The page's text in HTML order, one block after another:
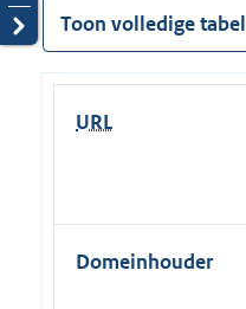
Toon volledige tabel
URL
Domeinhouder